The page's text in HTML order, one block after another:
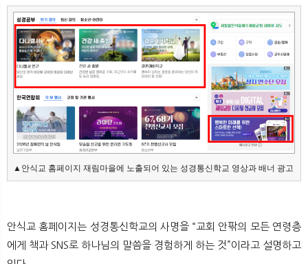
▲안식교 홈페이지 재림마을에 노출되어 있는 성경통신학교 영상과 배너 광고
안식교 홈페이지는 성경통신학교의 사명을 “교회 안팎의 모든 연령층
에게 책과 SNS로 하나님의 말씀을 경험하게 하는 것”이라고 설명하고